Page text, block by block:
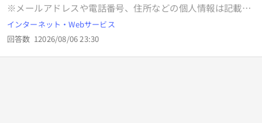
※メールアドレスや電話番号、住所などの個人情報は記載し
ないようご注意ください。 ▼製品・サービス名を記入してく
ださい。 ぷららメール ▼どのようなことでお困りでしょう
か？ iPhoneのメーラーを開いたままポケットにしまい取り
出したら、ぷららメールが見れなくなった。 2026/04/04か
インターネット・Webサービス
回答数 12026/08/06 23:30